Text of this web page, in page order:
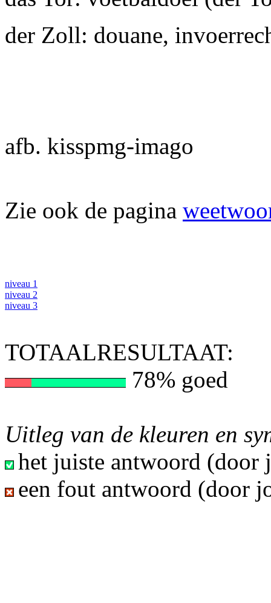
der Zoll: douane,
afb. kisspmg-imago
Zie ook de pagina
niveau 1
niveau 2
niveau 3
TOTAALRESULTAAT:
78% goed
Uitleg van de kleuren en
het juiste antwoord (door
een fout antwoord (door